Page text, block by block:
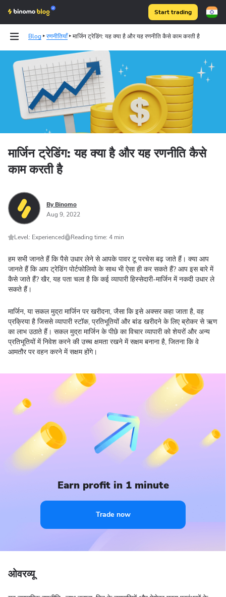
Start trading
Blog रणनीतियाँ मार्जिन ट्रेडिंग: यह क्या है और यह रणनीति कैसे काम करती है
Binomo on Telegram
मार्जिन ट्रेडिंग: यह क्या है और यह रणनीति कैसे
काम करती है
By Binomo
Aug 9, 2022
Level: Experienced Reading time: 4 min
हम सभी जानते हैं कि पैसे उधार लेने से आपके पावर टू परचेस बढ़ जाते हैं। क्या आप
जानते हैं कि आप ट्रेडिंग पोर्टफोलियो के साथ भी ऐसा ही कर सकते हैं? आप इस बारे में
कैसे जाते हैं? खैर, यह पता चला है कि कई व्यापारी हिस्सेदारी-मार्जिन में नकदी उधार ले
सकते हैं।
मार्जिन, या सकल मुद्रा मार्जिन पर खरीदना, जैसा कि इसे अक्सर कहा जाता है, वह
प्रक्रिया है जिससे व्यापारी स्टॉक, प्रतिभूतियों और बांड खरीदने के लिए ब्रोकर से ऋण
का लाभ उठाते हैं। सकल मुद्रा मार्जिन के पीछे का विचार व्यापारी को शेयरों और अन्य
प्रतिभूतियों में निवेश करने की उच्च क्षमता रखने में सक्षम बनाना है, जितना कि वे
आमतौर पर वहन करने में सक्षम होंगे।
Earn profit in 1 minute
Trade now
ओवरव्यू